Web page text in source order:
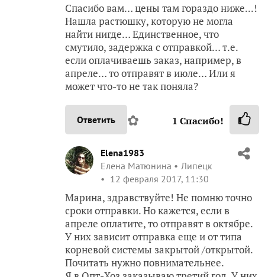
Спасибо вам… цены там гораздо ниже...!
Нашла растюшку, которую не могла
найти нигде… Единственное, что
смутило, задержка с отправкой… т.е.
если оплачиваешь заказ, например, в
апреле… то отправят в июле… Или я
может что-то не так поняла?
Ответить ✿ 1 Спасибо!
Elena1983
Елена Матюнина
Липецк
12 февраля 2017, 11:30
Марина, здравствуйте! Не помню точно
сроки отправки. Но кажется, если в
апреле оплатите, то отправят в октябре.
У них зависит отправка еще и от типа
корневой системы закрытой /открытой.
Почитать нужно повнимательнее.